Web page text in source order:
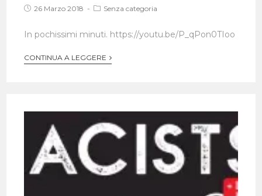
26 Marzo 2018 Senza categoria
In pochissimi minuti. https://youtu.be/P_qPon0TIoo
CONTINUA A LEGGERE